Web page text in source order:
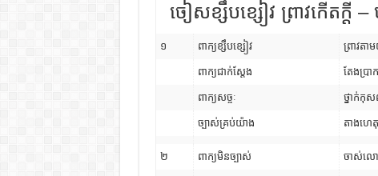
ចៀសខ្សឹបខ្សៀវ ព្រាវកើតក្តី
១ ពាក្យខ្សឹបខ្សៀវ ព្រាវត
ពាក្យជាក់ស្តែង តែងប្រា
ពាក្យសច្ចៈ ថ្នាក់កុ
ច្បាស់គ្រប់យ៉ាង តាងហេ
២ ពាក្យមិនច្បាស់ ចាស់ល